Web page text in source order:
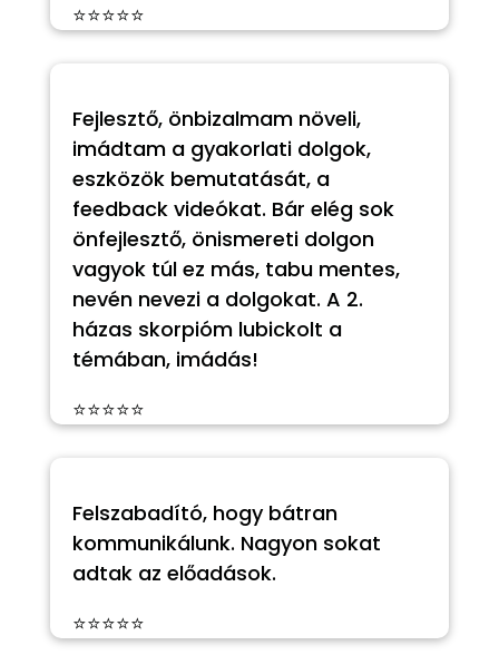
⭐⭐⭐⭐⭐
Fejlesztő, önbizalmam növeli,
imádtam a gyakorlati dolgok,
eszközök bemutatását, a
feedback videókat. Bár elég sok
önfejlesztő, önismereti dolgon
vagyok túl ez más, tabu mentes,
nevén nevezi a dolgokat. A 2.
házas skorpióm lubickolt a
témában, imádás!
⭐⭐⭐⭐⭐
Felszabadító, hogy bátran
kommunikálunk. Nagyon sokat
adtak az előadások.
⭐⭐⭐⭐⭐